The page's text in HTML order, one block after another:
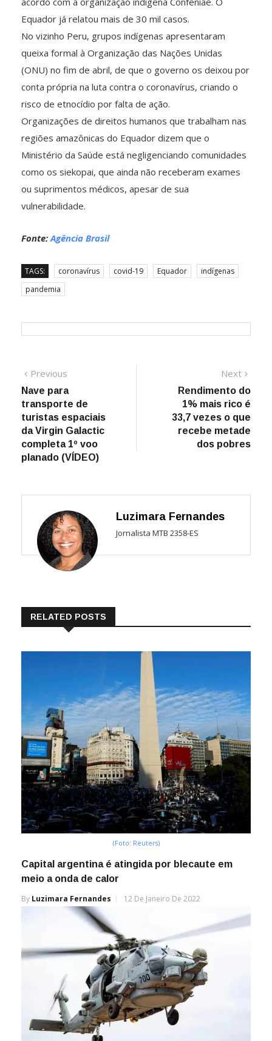
Equador já relatou mais de 30 mil casos.
No vizinho Peru, grupos indígenas apresentaram
queixa formal à Organização das Nações Unidas
(ONU) no fim de abril, de que o governo os deixou por
conta própria na luta contra o coronavírus, criando o
risco de etnocídio por falta de ação.
Organizações de direitos humanos que trabalham nas
regiões amazônicas do Equador dizem que o
Ministério da Saúde está negligenciando comunidades
como os siekopai, que ainda não receberam exames
ou suprimentos médicos, apesar de sua
vulnerabilidade.
Fonte:Agência Brasil
TAGS: coronavírus covid-19 Equador
indígenas
pandemia
Navegação
de
Post
Previous
post:
Nave para
transporte de
turistas espaciais
da Virgin Galactic
completa 1º voo
planado (VÍDEO)
Next
post:
Rendimento do
1% mais rico é
33,7 vezes o que
recebe metade
dos pobres
Luzimara Fernandes
Jornalista MTB 2358-ES
RELATED POSTS
(Foto: Reuters)
Capital argentina é atingida por blecaute em
meio a onda de calor
By Luzimara Fernandes 12 De Janeiro De 2022